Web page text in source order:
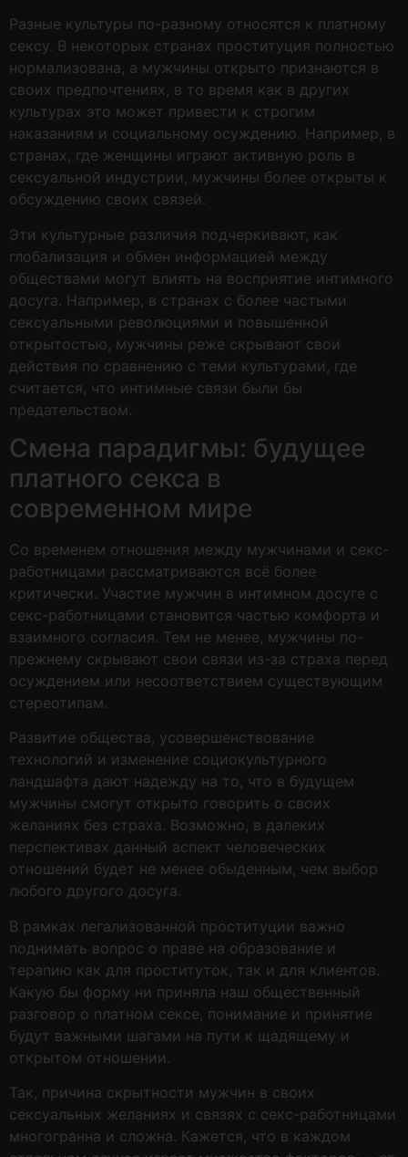
Разные культуры по-разному относятся к платному
сексу. В некоторых странах проституция полностью
нормализована, а мужчины открыто признаются в
своих предпочтениях, в то время как в других
культурах это может привести к строгим
наказаниям и социальному осуждению. Например, в
странах, где женщины играют активную роль в
сексуальной индустрии, мужчины более открыты к
обсуждению своих связей.
Эти культурные различия подчеркивают, как
глобализация и обмен информацией между
обществами могут влиять на восприятие интимного
досуга. Например, в странах с более частыми
сексуальными революциями и повышенной
открытостью, мужчины реже скрывают свои
действия по сравнению с теми культурами, где
считается, что интимные связи были бы
предательством.
Смена парадигмы: будущее
платного секса в
современном мире
Со временем отношения между мужчинами и секс-
работницами рассматриваются всё более
критически. Участие мужчин в интимном досуге с
секс-работницами становится частью комфорта и
взаимного согласия. Тем не менее, мужчины по-
прежнему скрывают свои связи из-за страха перед
осуждением или несоответствием существующим
стереотипам.
Развитие общества, усовершенствование
технологий и изменение социокультурного
ландшафта дают надежду на то, что в будущем
мужчины смогут открыто говорить о своих
желаниях без страха. Возможно, в далеких
перспективах данный аспект человеческих
отношений будет не менее обыденным, чем выбор
любого другого досуга.
В рамках легализованной проституции важно
поднимать вопрос о праве на образование и
терапию как для проституток, так и для клиентов.
Какую бы форму ни приняла наш общественный
разговор о платном сексе, понимание и принятие
будут важными шагами на пути к щадящему и
открытом отношении.
Так, причина скрытности мужчин в своих
сексуальных желаниях и связях с секс-работницами
многогранна и сложна. Кажется, что в каждом